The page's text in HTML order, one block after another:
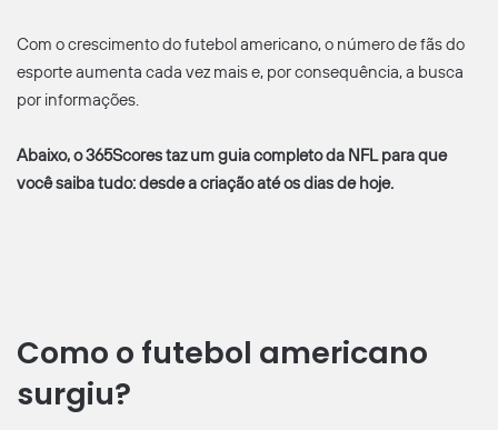
Com o crescimento do futebol americano, o número de fãs do
esporte aumenta cada vez mais e, por consequência, a busca
por informações.
Abaixo, o 365Scores taz um guia completo da NFL para que
você saiba tudo: desde a criação até os dias de hoje.
Como o futebol americano
surgiu?